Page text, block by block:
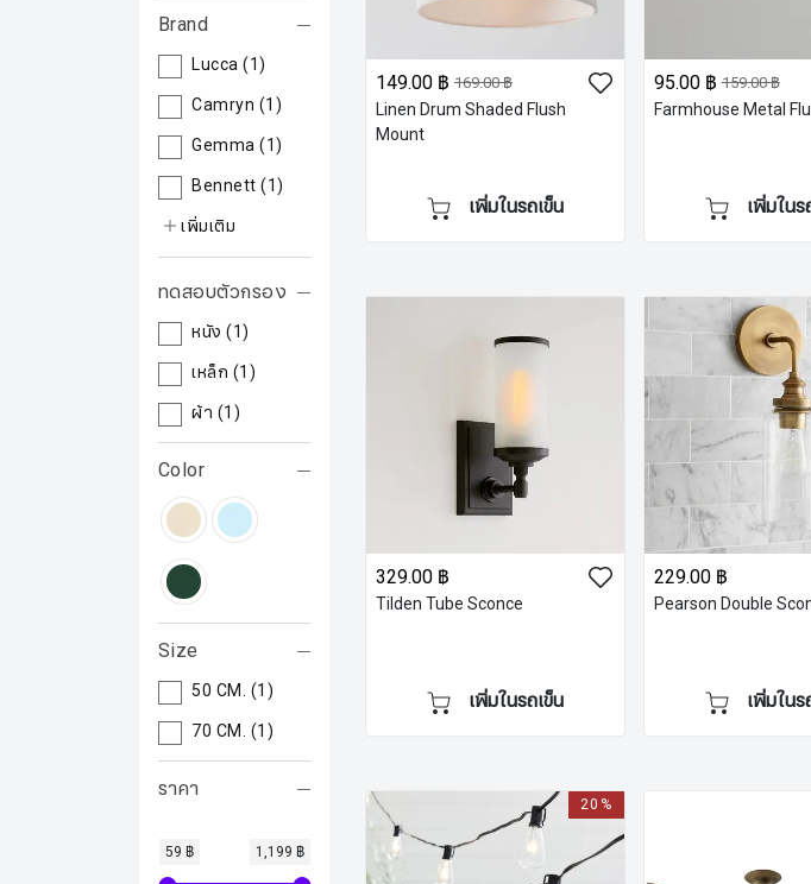
Brand
Lucca(1)
Camryn (1)
Gemma(1)
Bennett(1)
เพิ่มเติม
ทดสอบตัวกรอง
หนัง (1)
เหล็ก (1)
ผ้า (1)
Color
Size
50 CM. (1)
70 CM. (1)
ราคา
59 ฿ 1,199 ฿
149.00 ฿ 169.00 ฿
Linen Drum Shaded Flush
Mount
เพิ่มในรถเข็น
95.00 ฿ 159.00 ฿
Farmhouse Metal
เพิ่มในร
329.00 ฿
Tilden Tube Sconce
เพิ่มในรถเข็น
229.00 ฿
Pearson Double
เพิ่มในร
20%